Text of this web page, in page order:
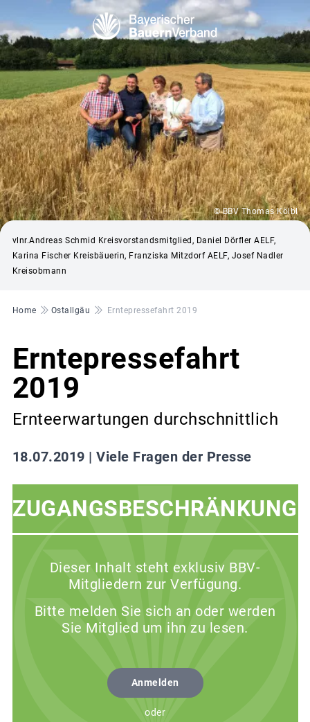
© BBV Thomas Kölbl
vlnr.Andreas Schmid Kreisvorstandsmitglied, Daniel Dörfler AELF,
Karina Fischer Kreisbäuerin, Franziska Mitzdorf AELF, Josef Nadler
Kreisobmann
Pfadnavigation
Home Ostallgäu Erntepressefahrt 2019
Erntepressefahrt
2019
Ernteerwartungen durchschnittlich
18.07.2019 | Viele Fragen der Presse
ZUGANGSBESCHRÄNKUNG
Dieser Inhalt steht exklusiv BBV-
Mitgliedern zur Verfügung.
Bitte melden Sie sich an oder werden
Sie Mitglied um ihn zu lesen.
Anmelden
oder